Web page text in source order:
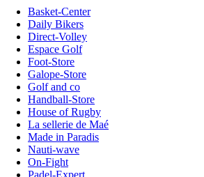
Basket-Center
Daily Bikers
Direct-Volley
Espace Golf
Foot-Store
Galope-Store
Golf and co
Handball-Store
House of Rugby
La sellerie de Maé
Made in Paradis
Nauti-wave
On-Fight